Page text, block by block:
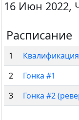
16 Июн 2022,
Расписание
1 Квалификация
2
Гонка #1
3
Гонка #2